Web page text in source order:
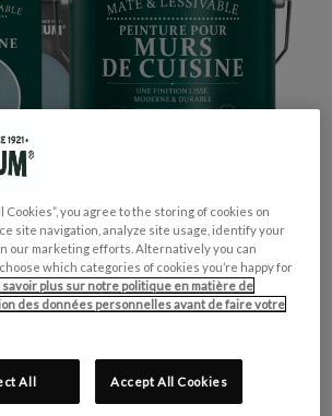
Pastel
Cookies”, you agree to the storing of cookies on
site navigation, analyze site usage, identify your
our marketing efforts. Alternatively you can
which categories of cookies you’re happy for
savoir plus sur notre politique en matière de
des données personnelles avant de faire votre
All Accept All Cookies